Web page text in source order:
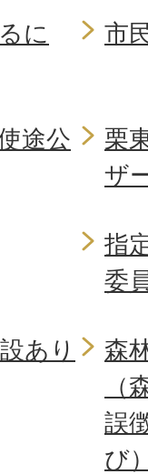
に
市
途公
栗
ザ
指
委
あり
森
（
誤
び